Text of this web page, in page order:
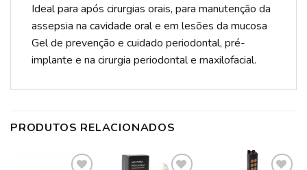
Ideal para após cirurgias orais, para manutenção da
assepsia na cavidade oral e em lesões da mucosa
Gel de prevenção e cuidado periodontal, pré-
implante e na cirurgia periodontal e maxilofacial.
PRODUTOS RELACIONADOS